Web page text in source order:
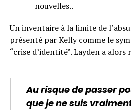
nouvelles..
Un inventaire à la limite de
présenté par Kelly comme le
“crise d’identité”. Layden a alors
Au risque de passer
que je ne suis